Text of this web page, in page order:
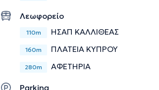
Λεωφορείο
110m ΗΣΑΠ ΚΑΛΛΙΘΕΑΣ
160m ΠΛΑΤΕΙΑ ΚΥΠΡΟΥ
280m ΑΦΕΤΗΡΙΑ
Parking